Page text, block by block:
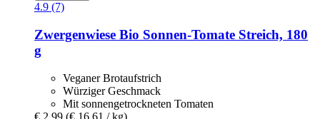
4.9 (7)
Zwergenwiese Bio Sonnen-​Tomate Streich, 180
g
Veganer Brotaufstrich
Würziger Geschmack
Mit sonnengetrockneten Tomaten
€ 2,99 (€ 16,61 / kg)